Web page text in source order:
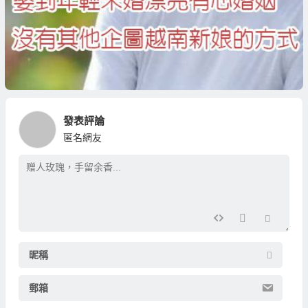
發表評論
匿名網友
昵稱
郵箱